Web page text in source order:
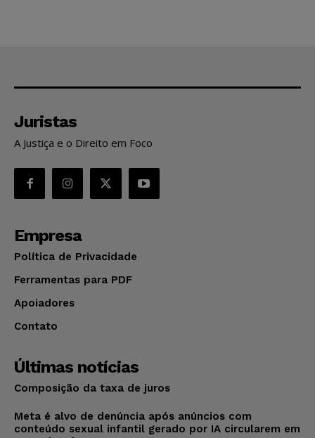
Juristas
A Justiça e o Direito em Foco
Empresa
Política de Privacidade
Ferramentas para PDF
Apoiadores
Contato
Últimas notícias
Composição da taxa de juros
Meta é alvo de denúncia após anúncios com
conteúdo sexual infantil gerado por IA circularem em